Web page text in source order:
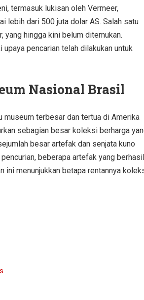
termasuk lukisan oleh Vermeer,
lebih dari 500 juta dolar AS. Salah satu
yang hingga kini belum ditemukan.
pencarian telah dilakukan untuk
Nasional Brasil
museum terbesar dan tertua di Amerika
sebagian besar koleksi berharga
besar artefak dan senjata kuno
beberapa artefak yang berhasil
ini menunjukkan betapa rentannya